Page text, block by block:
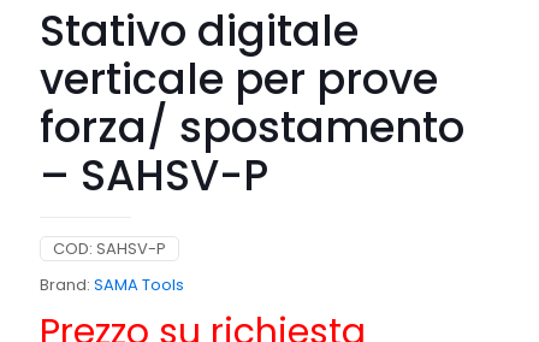
Stativo digitale
verticale per prove
forza/ spostamento
– SAHSV-P
COD: SAHSV-P
Brand: SAMA Tools